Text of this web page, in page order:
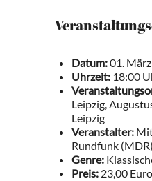
Datum:01.
Uhrzeit: 18:00
Leipzig,
Leipzig
Veranstalter:
Rundfunk (MDR)
Genre:
Preis: 23,00 Euro